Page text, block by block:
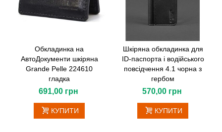
Обкладинка на
АвтоДокументи шкіряна
Grande Pelle 224610
гладка
691,00 грн
КУПИТИ
Шкіряна обкладинка для
ID-паспорта і водійського
повсідчення 4.1 чорна з
гербом
570,00 грн
КУПИТИ